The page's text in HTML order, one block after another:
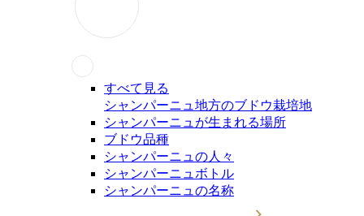
すべて見る
シャンパーニュ地方のブドウ栽培地
シャンパーニュが生まれる場所
ブドウ品種
シャンパーニュの人々
シャンパーニュボトル
シャンパーニュの名称